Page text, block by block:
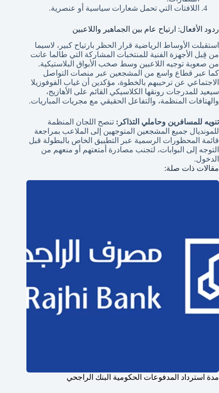
اللافتات التي تحمل شعارات سياسية أو عنصرية.
ردود الأفعال: ارتياح عام بين الجماهير واللاعبين
استقبلت الأوساط الرياضية قرار الحظر بارتياح كبير، لاسيما
من قِبل الأجهزة الفنية للمنتخبات المشاركة التي طالما عانت
من صعوبة توجيه اللاعبين وسط صخب الأبواق البلاستيكية.
كما عبر قطاع واسع من المشجعين عبر منصات التواصل
الاجتماعي عن ترحيبهم بالخطوة، مؤكدين أن غياب الفوفوزيلا
سيعيد للمدرجات رونقها الكلاسيكي القائم على الأهازيج،
والهتافات المنظمة، والتفاعل الحقيقي مع مجريات المباريات.
تنويه للمسافرين وحاملي التذاكر: تنصح اللجان المنظمة
للمونديال جميع المشجعين المتوجهين إلى الملاعب بمراجعة
قائمة المحظورات الرسمية عبر التطبيق الخاص بالبطولة قبل
التوجه إلى البوابات، لتجنب مصادرة أمتعتهم أو منعهم من
الدخول.
مقالات ذات صلة:
مدة استرداد المدفوعات الحكومية البنك الراجحي